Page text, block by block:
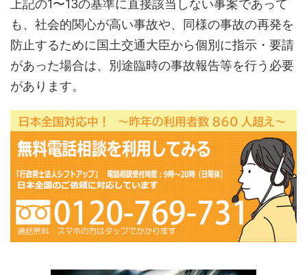
上記の1〜13の基準に直接該当しない事案であって
も、社会的関心が高い事故や、同様の事故の再発を
防止するために国土交通大臣から個別に指示・要請
があった場合は、別途臨時の事故報告等を行う必要
があります。